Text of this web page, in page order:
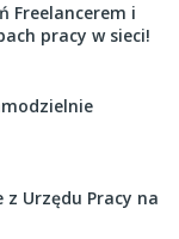
Freelancerem i
pracy w sieci!
Urzędu Pracy na